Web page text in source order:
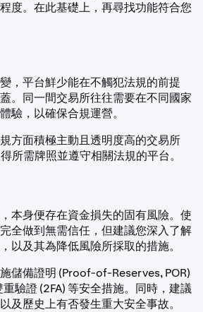
度。在此基礎上，再尋找功能符合您
，平台鮮少能在不觸犯法規的前提
。同一間交易所往往需要在不同國家
驗，以確保合規運營。
方面積極主動且透明度高的交易所
需牌照並遵守相關法規的平台。
本身便存在資金損失的固有風險。使
全做到無需信任，但建議您深入了解
以及其為降低風險所採取的措施。
儲備證明 (Proof-of-Reserves, POR)
驗證 (2FA) 等安全措施。同時，建議
及歷史上有否發生重大安全事故。